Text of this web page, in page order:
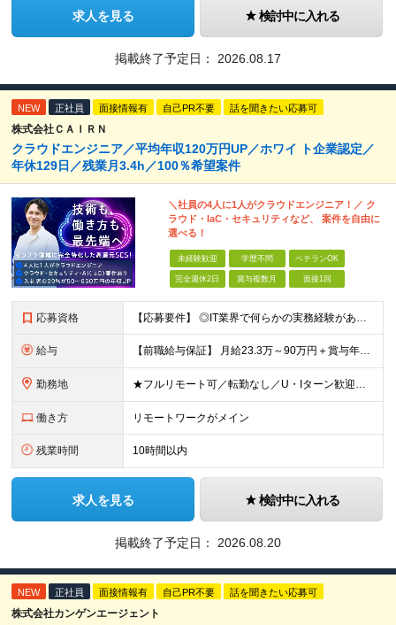
求人を見る 検討中に入れる
掲載終了予定日： 2026.08.17
NEW 正社員 面接情報有 自己PR不要 話を聞きたい応募可
株式会社ＣＡＩＲＮ
クラウドエンジニア／平均年収120万円UP／ホワイ ト企業認定／
年休129日／残業月3.4h／100％希望案件
＼社員の4人に1人がクラウドエンジニア！／ ク
ラウド・IaC・セキュリティなど、 案件を自由に
選べる！
未経験歓迎 学歴不問 ベテランOK
完全週休2日 賞与複数月 面接1回
応募資格 【応募要件】 ◎IT業界で何らかの実務経験がある方 └2～3ヶ月の実務経験のある方は歓迎します！ 例）PCキッティングやモバイル通信基地局の業務経験者など インフラエンジニアとして経験のある方は、
給与 【前職給与保証】 月給23.3万～90万円＋賞与年2回＋インセンティブ ★年収1000万円以上の実績あり！ ※上記月給には月20～30時間分（2万9,300円～21万7,900円）の固定残業代を含み
勤務地 ★フルリモート可／転勤なし／U・Iターン歓迎★ ◎勤務地は相談の上、ご自宅近くに調整します！ 【勤務地】 本社、または東京／埼玉／千葉／神奈川／愛知／仙台のクライアント先 ◎完全在宅（フルリモート）
働き方 リモートワークがメイン
残業時間 10時間以内
求人を見る 検討中に入れる
掲載終了予定日： 2026.08.20
NEW 正社員 面接情報有 自己PR不要 話を聞きたい応募可
株式会社カンゲンエージェント